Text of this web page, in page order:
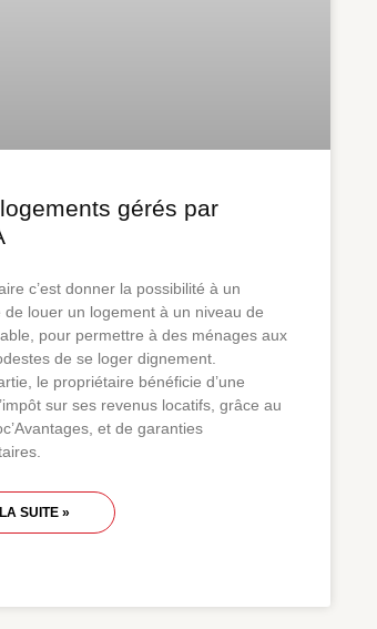
gérés par
c’est donner la possibilité à un
de louer un logement à un niveau de
pour permettre à des ménages aux
de se loger dignement.
le propriétaire bénéficie d’une
sur ses revenus locatifs, grâce au
et de garanties
SUITE »